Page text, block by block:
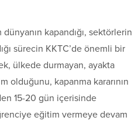
kapandığı, sektörlerin
sürecin KKTC’de önemli bir
ülkede durmayan, ayakta
olduğunu, kapanma kararının
15-20 gün içerisinde
eğitim vermeye devam